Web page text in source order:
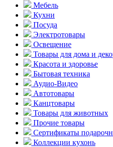
Мебель
Кухни
Посуда
Электротовары
Освещение
Товары для дома и
Красота и здоровье
Бытовая техника
Аудио-Видео
Автотовары
Канцтовары
Товары для животных
Прочие товары
Сертификаты
Коллекции кухонь